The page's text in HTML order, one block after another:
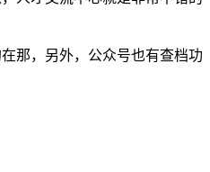
那，另外，公众号也有查档功